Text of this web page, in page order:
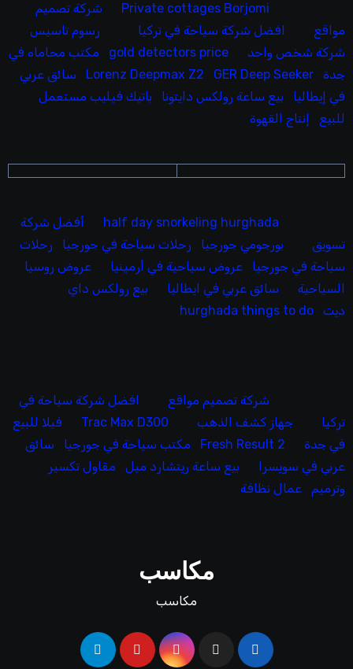
Private cottages Borjomi
شركة تصميم
مواقع
افضل شركة سياحة في تركيا
رسوم تاسيس
شركة شخص واحد
gold detectors price
مكتب محاماه في
جدة
Lorenz Deepmax Z2 GER Deep Seeker
سائق عربي
في إيطاليا
بيع ساعة رولكس دايتونا
باتيك فيليب مستعمل
للبيع
إنتاج القهوة
half day snorkeling hurghada
أفضل شركة
تسويق
بورجومي جورجيا رحلات سياحة في جورجيا
رحلات
سياحة في جورجيا
عروض سياحية في أرمينيا
عروض روسيا
السياحية
سائق عربي في ايطاليا
بيع رولكس داي
ديت
hurghada things to do
شركة تصميم مواقع
افضل شركة سياحة في
تركيا
جهاز كشف الذهب Trac Max D300
فيلا للبيع
في جدة
Fresh Result 2 مكتب سياحة في جورجيا
سائق
عربي في سويسرا
بيع ساعة ريتشارد ميل
مقاول تكسير
وترميم
عمال نظافة
مكاسب
مكاسب